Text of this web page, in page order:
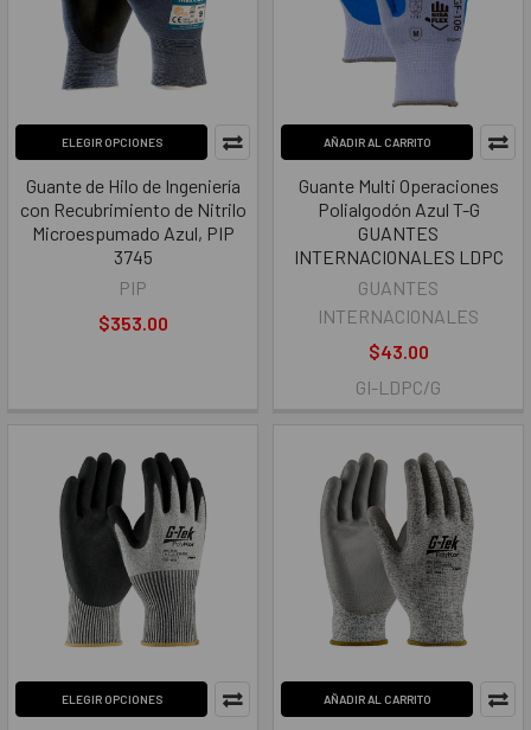
ELEGIR OPCIONES
Guante de Hilo de Ingeniería
con Recubrimiento de Nitrilo
Microespumado Azul, PIP
3745
PIP
$353.00
AÑADIR AL CARRITO
Guante Multi Operaciones
Polialgodón Azul T-G
GUANTES
INTERNACIONALES LDPC
GUANTES
INTERNACIONALES
$43.00
GI-LDPC/G
ELEGIR OPCIONES AÑADIR AL CARRITO